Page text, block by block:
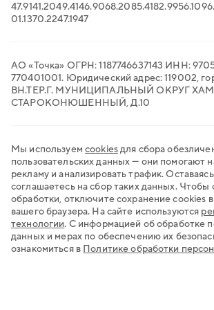
Транспортный ЭДО
QR-платежи
47.9141.2049.4146.9068.2085.4182.9956.10
01.1370.2247.1947
АО «Точка» ОГРН: 1187746637143 ИНН:
770401001. Юридический адрес: 119002,
ВН.ТЕР.Г. МУНИЦИПАЛЬНЫЙ ОКРУГ
СТАРОКОНЮШЕННЫЙ, Д.10
Мы используем cookiesдля сбора
пользовательских данных — они помогают
рекламу и анализировать трафик.
соглашаетесь на сбор таких данных. Чтобы
обработки, отключите сохранение cookies
вашего браузера. На сайте используются
технологии. С информацией об обработке
данных и мерах по обеспечению их
ознакомиться в Политике обработки